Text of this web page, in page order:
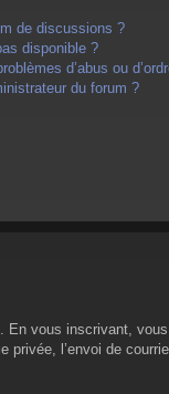
de discussions ?
disponible ?
d’abus ou
du forum ?
En vous inscrivant,
l’envoi de